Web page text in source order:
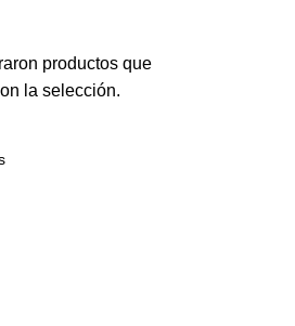
productos que
la selección.